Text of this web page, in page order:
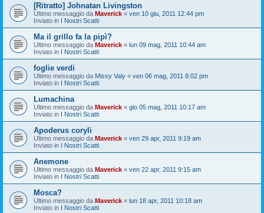
[Ritratto] Johnatan Livingston
Ultimo messaggio da Maverick « ven 10 giu, 2011 12:44 pm
Inviato in I Nostri Scatti
Ma il grillo fa la pipì?
Ultimo messaggio da Maverick « lun 09 mag, 2011 10:44 am
Inviato in I Nostri Scatti
foglie verdi
Ultimo messaggio da Missy Valy « ven 06 mag, 2011 8:02 pm
Inviato in I Nostri Scatti
Lumachina
Ultimo messaggio da Maverick « gio 05 mag, 2011 10:17 am
Inviato in I Nostri Scatti
Apoderus coryli
Ultimo messaggio da Maverick « ven 29 apr, 2011 9:19 am
Inviato in I Nostri Scatti
Anemone
Ultimo messaggio da Maverick « ven 22 apr, 2011 9:15 am
Inviato in I Nostri Scatti
Mosca?
Ultimo messaggio da Maverick « lun 18 apr, 2011 10:18 am
Inviato in I Nostri Scatti